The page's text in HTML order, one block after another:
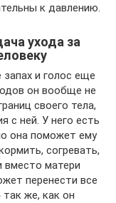
к давлению.
ухода за
и голос еще
он вообще не
своего тела,
с ней. У него есть
она поможет ему
согревать,
вместо матери
перенести все
же, как он